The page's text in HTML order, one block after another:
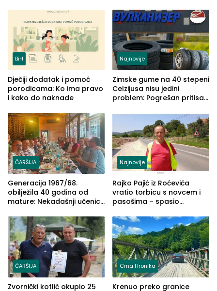
BiH
Dječiji dodatak i pomoć
porodicama: Ko ima pravo
i kako do naknade
Najnovije
Zimske gume na 40 stepeni
Celzijusa nisu jedini
problem: Pogrešan pritisak
ČARŠIJA
Generacija 1967/68.
obilježila 40 godina od
mature: Nekadašnji učenici
(FOTO)
Najnovije
Rajko Pajić iz Roćevića
vratio torbicu s novcem i
pasošima – spasio
Grčkoj
ČARŠIJA
Zvornički kotlić okupio 25
Crna Hronika
Krenuo preko granice